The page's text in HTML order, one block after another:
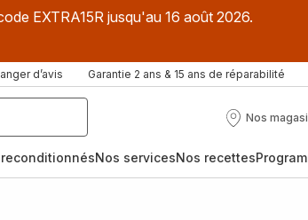
EXTRA15R jusqu'au 16 août 2026.
d’avis Garantie 2 ans & 15 ans de réparabilité
Nos
Nos
Nos servicesNos recettes